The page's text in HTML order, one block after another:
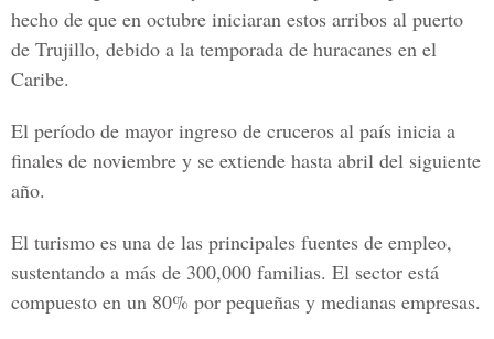
hecho de que en octubre iniciaran estos arribos al puerto
de Trujillo, debido a la temporada de huracanes en el
Caribe.
El período de mayor ingreso de cruceros al país inicia a
finales de noviembre y se extiende hasta abril del siguiente
año.
El turismo es una de las principales fuentes de empleo,
sustentando a más de 300,000 familias. El sector está
compuesto en un 80% por pequeñas y medianas empresas.